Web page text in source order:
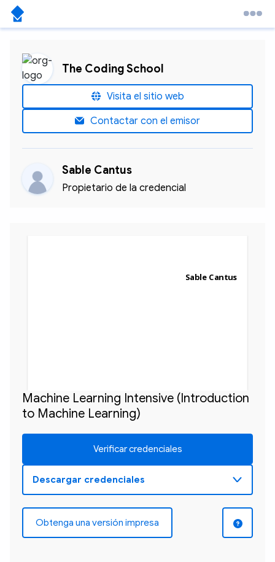
The Coding School
Visita el sitio web
Contactar con el emisor
Sable Cantus
Propietario de la credencial
Sable Cantus
Machine Learning Intensive (Introduction
to Machine Learning)
Verificar credenciales
Obtenga una versión impresa